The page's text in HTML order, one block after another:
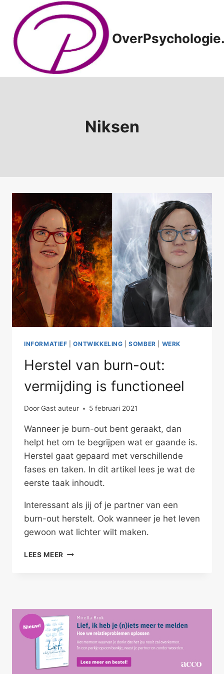
Doorgaan
inhoud
Niksen
INFORMATIEF |ONTWIKKELING |SOMBER WERK
Herstel van burn-out:
vermijding is functioneel
DoorGast auteur 5 februari 2021
Wanneer je burn-out bent geraakt, dan
helpt het om te begrijpen wat er gaande is.
Herstel gaat gepaard met verschillende
fases en taken. In dit artikel lees je wat de
eerste taak inhoudt.
Interessant als jij of je partner van een
burn-out herstelt. Ook wanneer je het leven
gewoon wat lichter wilt maken.
LEES MEER HERSTEL
FUNCTIONEEL